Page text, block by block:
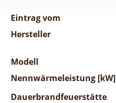
Eintrag vom
Hersteller
Modell
Nennwärmeleistung [kW]
Dauerbrandfeuerstätte